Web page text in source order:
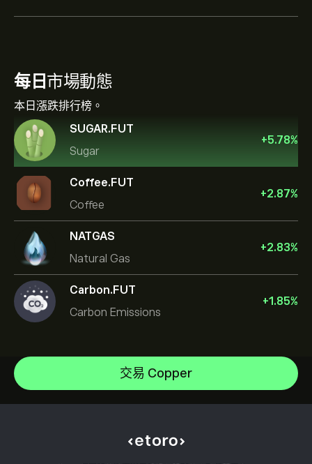
每日 市場動態
本日漲跌排行榜。
SUGAR.FUT
Sugar
+5.78%
Coffee.FUT
Coffee
+2.87%
NATGAS
Natural Gas
+2.83%
Carbon.FUT
Carbon Emissions
+1.85%
交易 Copper
Gold
Oil
Copper
如何存款
如何提款
開設帳戶
CopyTrading 如何運作
負責任的交易
為什麼選擇 eToro